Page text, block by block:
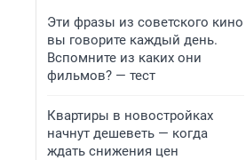
Эти фразы из советского кино
вы говорите каждый день.
Вспомните из каких они
фильмов? — тест
Квартиры в новостройках
начнут дешеветь — когда
ждать снижения цен